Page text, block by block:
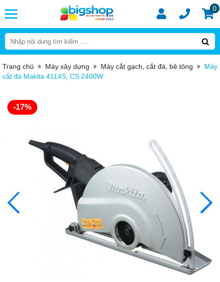
0
Trang chủ Máy xây dựng Máy cắt gạch, cắt đá, bê tông
Máy
cắt đá Makita 4114S, CS 2400W
-17%